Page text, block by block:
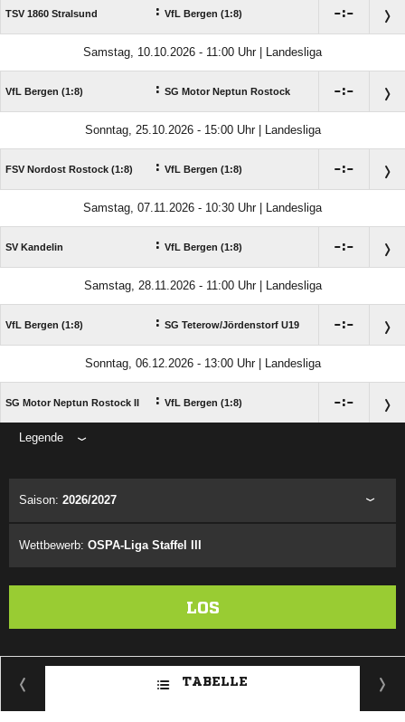
TSV 1860 Stralsund : VfL Bergen (1:8) :
Samstag, 10.10.2026 - 11:00 Uhr | Landesliga
VfL Bergen (1:8) : SG Motor Neptun Rostock :
Sonntag, 25.10.2026 - 15:00 Uhr | Landesliga
FSV Nordost Rostock (1:8) : VfL Bergen (1:8) :
Samstag, 07.11.2026 - 10:30 Uhr | Landesliga
SV Kandelin : VfL Bergen (1:8) :
Samstag, 28.11.2026 - 11:00 Uhr | Landesliga
VfL Bergen (1:8) : SG Teterow/​Jördenstorf U19 :
Sonntag, 06.12.2026 - 13:00 Uhr | Landesliga
SG Motor Neptun Rostock II : VfL Bergen (1:8) :
Legende
Saison: 2026/2027
Wettbewerb: OSPA-Liga Staffel III
LOS
TABELLE